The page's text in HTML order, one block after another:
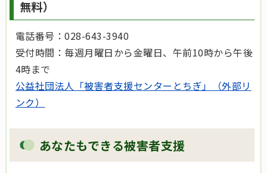
無料）
電話番号：028-643-3940
受付時間：毎週月曜日から金曜日、午前10時から午後
4時まで
公益社団法人「被害者支援センターとちぎ」（外部リ
ンク）
あなたもできる被害者支援